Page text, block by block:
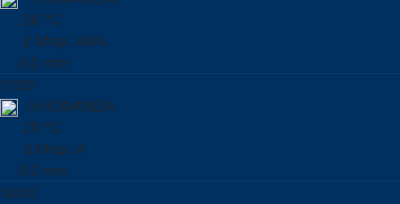
28 °C
2 Μπφ. ΑΝΑ
0.0 mm
11:00
ΗΛΙΟΦΑΝΕΙΑ
29 °C
3 Μπφ. Α
0.0 mm
14:00